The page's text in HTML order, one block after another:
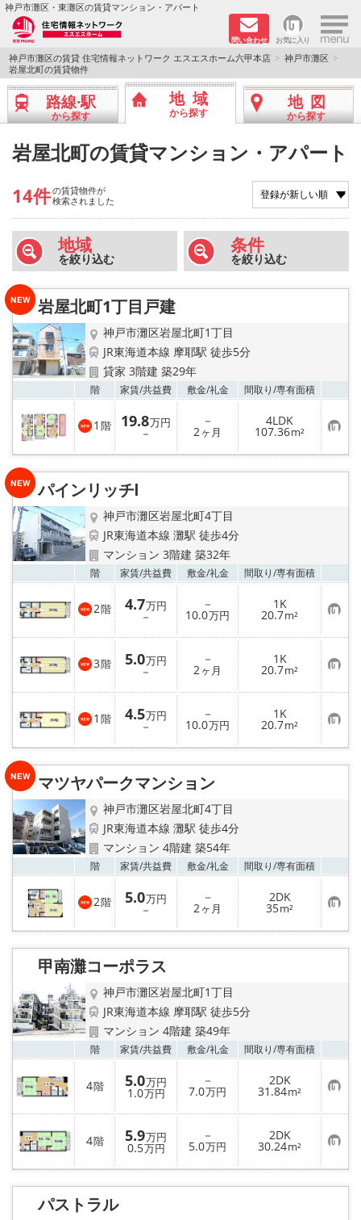
神戸市灘区・東灘区の賃貸マンション・アパート
問い合わせ お気に入り ×
TOPページ
新着物件
ペット飼育可物件
路線·駅から探す
地域から探す
地図から探す
店舗情報·アクセス
会社概要
メールでお問い合わせ
神戸市灘区の賃貸 住宅情報ネットワーク エスエスホーム六甲本店
神戸市灘区
岩屋北町の賃貸物件
路線·駅
から探す
地域
から探す
地図
から探す
岩屋北町の賃貸マンション・アパート
14件の賃貸物件が
検索されました
地域
を絞り込む
条件
を絞り込む
岩屋北町1丁目戸建
神戸市灘区岩屋北町1丁目
JR東海道本線 摩耶駅 徒歩5分
貸家 3階建 築29年
階 家賃/共益費 敷金/礼金 間取り/専有面積
1 階 19.8万円
－
－
2ヶ月
4LDK
107.36m² お
気
に
り
パインリッチⅠ
神戸市灘区岩屋北町4丁目
JR東海道本線 灘駅 徒歩4分
マンション 3階建 築32年
階 家賃/共益費 敷金/礼金 間取り/専有面積
2階 4.7万円
－
－
10.0万円
1K
20.7m² お
気
に
入
り
登
録
3階 5.0万円
－
－
2ヶ月
1K
20.7m² お
気
に
入
り
登
録
1 階 4.5万円
－
－
10.0万円
1K
20.7m² お
気
に
り
マツヤパークマンション
神戸市灘区岩屋北町4丁目
JR東海道本線 灘駅 徒歩4分
マンション 4階建 築54年
階 家賃/共益費 敷金/礼金 間取り/専有面積
2階 5.0万円
－
－
2ヶ月
2DK
35m² お
気
に
り
甲南灘コーポラス
神戸市灘区岩屋北町1丁目
JR東海道本線 摩耶駅 徒歩5分
マンション 4階建 築49年
階 家賃/共益費 敷金/礼金 間取り/専有面積
4階 5.0万円
1.0万円
－
7.0万円
2DK
31.84m² お
気
に
入
り
登
録
4階 5.9万円
0.5万円
－
5.0万円
2DK
30.24m² お
気
に
り
パストラル